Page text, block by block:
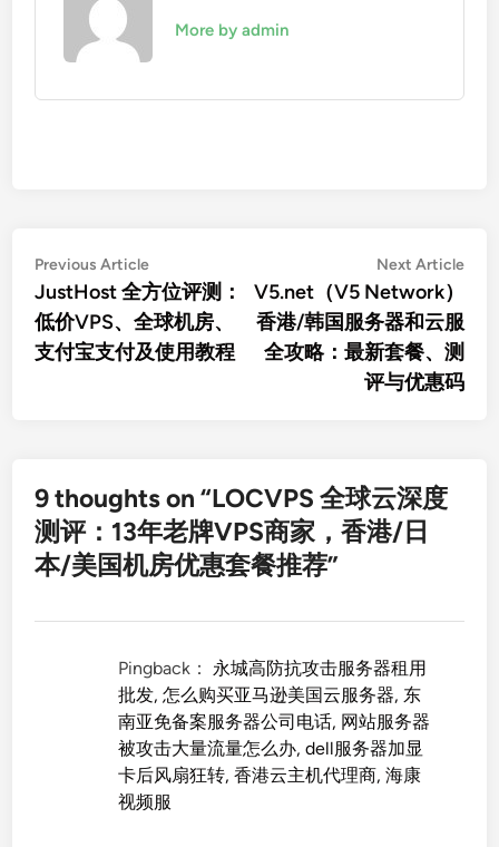
More by admin
文
章
导
航
Previous ArticlePrevious
article:
JustHost 全方位评测：
低价VPS、全球机房、
支付宝支付及使用教程
Next Article
V5.net（V5 Network）
香港/韩国服务器和云服
全攻略：最新套餐、测
评与优惠码
9 thoughts on “LOCVPS 全球云深度
测评：13年老牌VPS商家，香港/日
本/美国机房优惠套餐推荐”
Pingback： 永城高防抗攻击服务器租用
批发, 怎么购买亚马逊美国云服务器, 东
南亚免备案服务器公司电话, 网站服务器
被攻击大量流量怎么办, dell服务器加显
卡后风扇狂转, 香港云主机代理商, 海康
视频服